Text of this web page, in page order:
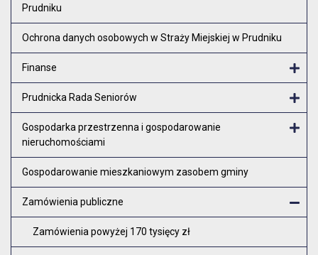
Prudniku
Ochrona danych osobowych w Straży Miejskiej w Prudniku
Finanse
Prudnicka Rada Seniorów
Gospodarka przestrzenna i gospodarowanie
nieruchomościami
Gospodarowanie mieszkaniowym zasobem gminy
Zamówienia publiczne
Zamówienia powyżej 170 tysięcy zł